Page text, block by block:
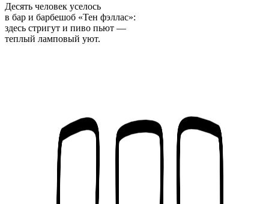
Десять человек уселось
в бар и барбешоб «Тен фэллас»:
здесь стригут и пиво пьют —
теплый ламповый уют.